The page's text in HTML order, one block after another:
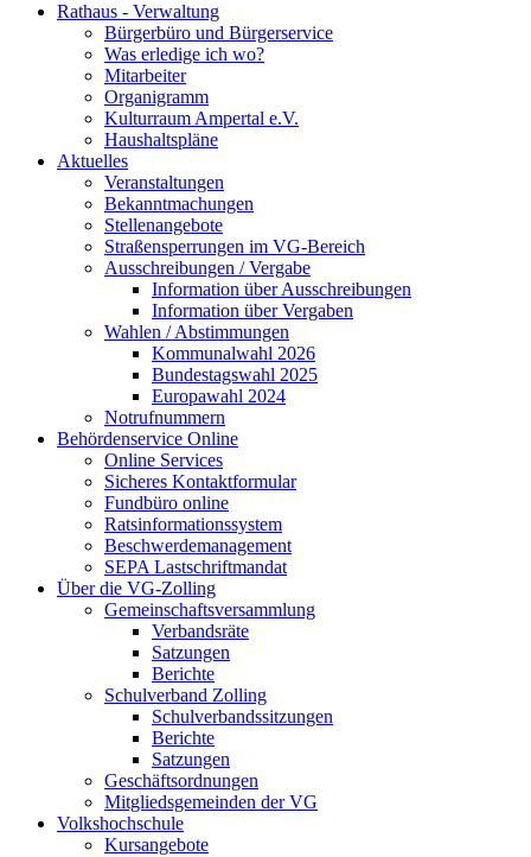
Rathaus - Verwaltung
Bürgerbüro und Bürgerservice
Was erledige ich wo?
Mitarbeiter
Organigramm
Kulturraum Ampertal e.V.
Haushaltspläne
Aktuelles
Veranstaltungen
Bekanntmachungen
Stellenangebote
Straßensperrungen im VG-Bereich
Ausschreibungen / Vergabe
Information über Ausschreibungen
Information über Vergaben
Wahlen / Abstimmungen
Kommunalwahl 2026
Bundestagswahl 2025
Europawahl 2024
Notrufnummern
Behördenservice Online
Online Services
Sicheres Kontaktformular
Fundbüro online
Ratsinformationssystem
Beschwerdemanagement
SEPA Lastschriftmandat
Über die VG-Zolling
Gemeinschaftsversammlung
Verbandsräte
Satzungen
Berichte
Schulverband Zolling
Schulverbandssitzungen
Berichte
Satzungen
Geschäftsordnungen
Mitgliedsgemeinden der VG
Volkshochschule
Kursangebote